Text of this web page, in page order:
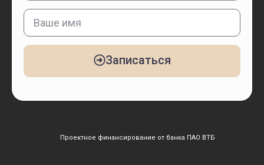
Записаться
Проектное финансирование от банка ПАО ВТБ